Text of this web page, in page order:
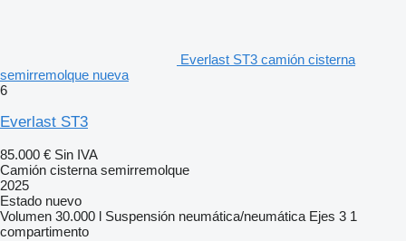
Everlast ST3 camión cisterna
semirremolque nueva
6
Everlast ST3
85.000 € Sin IVA
Camión cisterna semirremolque
2025
Estado nuevo
Volumen 30.000 l Suspensión neumática/neumática Ejes 3 1
compartimento